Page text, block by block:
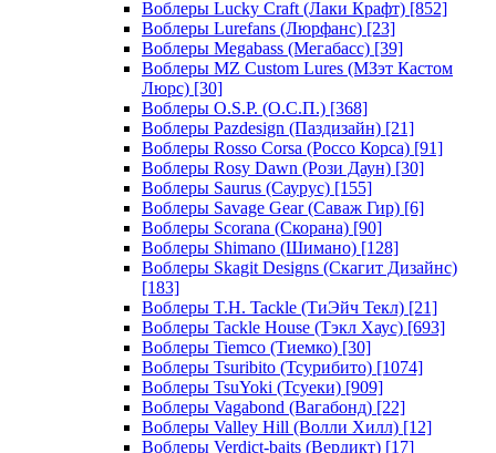
Воблеры Lucky Craft (Лаки Крафт) [852]
Воблеры Lurefans (Люрфанс) [23]
Воблеры Megabass (Мегабасс) [39]
Воблеры MZ Custom Lures (МЗэт Кастом
Люрс) [30]
Воблеры O.S.P. (О.С.П.) [368]
Воблеры Pazdesign (Паздизайн) [21]
Воблеры Rosso Corsa (Россо Корса) [91]
Воблеры Rosy Dawn (Рози Даун) [30]
Воблеры Saurus (Саурус) [155]
Воблеры Savage Gear (Саваж Гир) [6]
Воблеры Scorana (Скорана) [90]
Воблеры Shimano (Шимано) [128]
Воблеры Skagit Designs (Скагит Дизайнс)
[183]
Воблеры T.H. Tackle (ТиЭйч Текл) [21]
Воблеры Tackle House (Тэкл Хаус) [693]
Воблеры Tiemco (Тиемко) [30]
Воблеры Tsuribito (Тсурибито) [1074]
Воблеры TsuYoki (Тсуеки) [909]
Воблеры Vagabond (Вагабонд) [22]
Воблеры Valley Hill (Волли Хилл) [12]
Воблеры Verdict-baits (Вердикт) [17]